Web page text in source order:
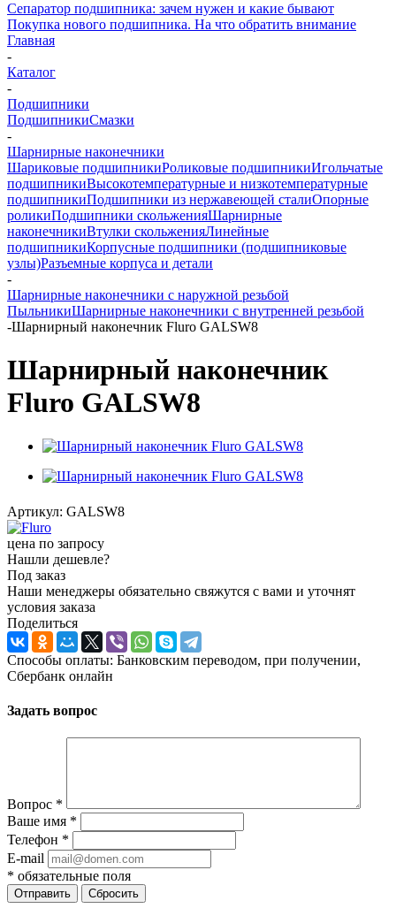
Сепаратор подшипника: зачем нужен и какие бывают
Покупка нового подшипника. На что обратить внимание
Главная
-
Каталог
-
Подшипники
ПодшипникиСмазки
-
Шарнирные наконечники
Шариковые подшипникиРоликовые подшипникиИгольчатые
подшипникиВысокотемпературные и низкотемпературные
подшипникиПодшипники из нержавеющей сталиОпорные
роликиПодшипники скольженияШарнирные
наконечникиВтулки скольженияЛинейные
подшипникиКорпусные подшипники (подшипниковые
узлы)Разъемные корпуса и детали
-
Шарнирные наконечники с наружной резьбой
ПыльникиШарнирные наконечники с внутренней резьбой
-Шарнирный наконечник Fluro GALSW8
Шарнирный наконечник
Fluro GALSW8
Артикул: GALSW8
цена по запросу
Нашли дешевле?
Под заказ
Наши менеджеры обязательно свяжутся с вами и уточнят
условия заказа
Поделиться
Способы оплаты: Банковским переводом, при получении,
Сбербанк онлайн
Задать вопрос
Вопрос *
Ваше имя *
Телефон *
E-mail
* обязательные поля
Отправить Сбросить